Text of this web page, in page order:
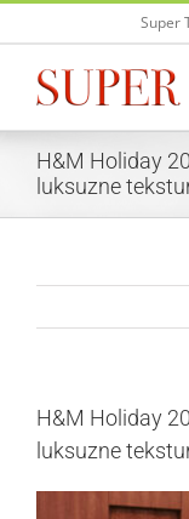
Skip
Super
H&M Holiday
luksuzne
H&M Holiday
luksuzne